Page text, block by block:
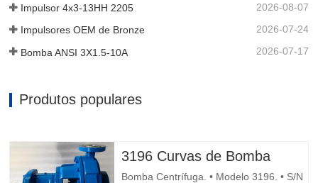
Impulsor 4x3-13HH 2205 2026-08-07
Impulsores OEM de Bronze 2026-07-24
Bomba ANSI 3X1.5-10A 2026-07-17
Produtos populares
3196 Curvas de Bomba
Bomba Centrífuga. • Modelo 3196. • S/N